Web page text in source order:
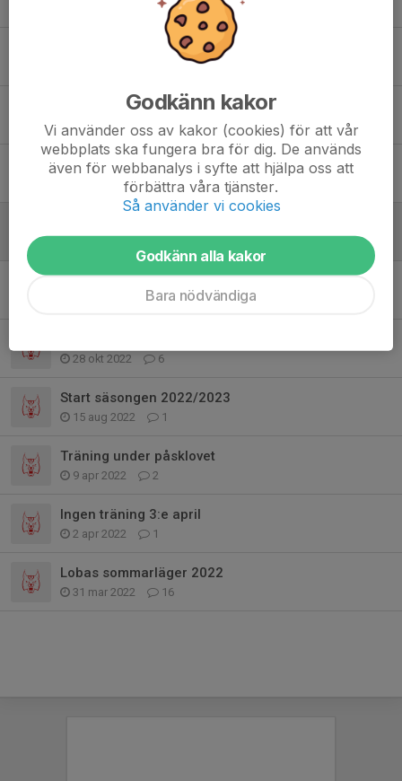
0
P12 vårsäsongensträning start 14/1 söndag
Lundaspelen 2024 (januari 2-5)
19 dec 2023 0
19 dec 2023 0
Träningen 2023 börjar 8/1
1
28 okt 2022 6
Start säsongen 2022/2023
15 aug 2022 1
Träning under påsklovet
9 apr 2022 2
Ingen träning 3:e april
2 apr 2022 1
Lobas sommarläger 2022
31 mar 2022 16
Godkänn kakor
Vi använder oss av kakor (cookies) för att vår
webbplats ska fungera bra för dig. De används
även för webbanalys i syfte att hjälpa oss att
förbättra våra tjänster.
Så använder vi cookies
Godkänn alla kakor
Bara nödvändiga